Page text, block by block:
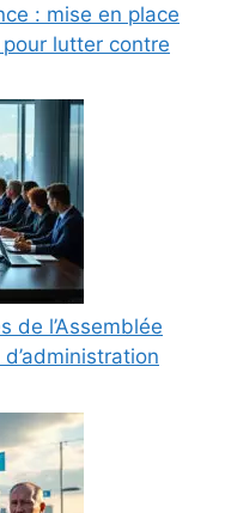
: mise en place
lutter contre
de l’Assemblée